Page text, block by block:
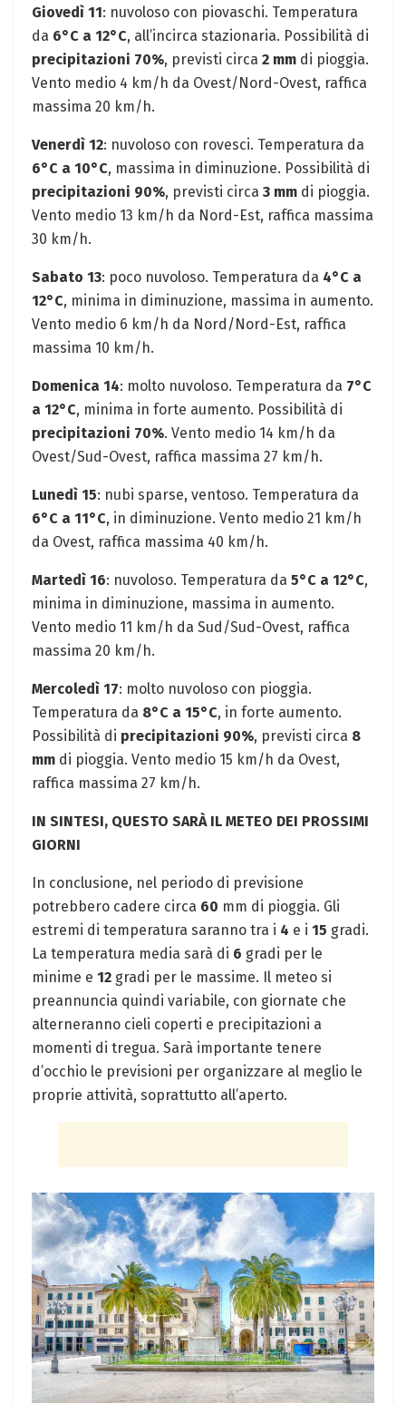
Giovedì 11: nuvoloso con piovaschi. Temperatura
da 6°C a 12°C, all’incirca stazionaria. Possibilità di
precipitazioni 70%, previsti circa 2 mm di pioggia.
Vento medio 4 km/h da Ovest/Nord-Ovest, raffica
massima 20 km/h.
Venerdì 12: nuvoloso con rovesci. Temperatura da
6°C a 10°C, massima in diminuzione. Possibilità di
precipitazioni 90%, previsti circa 3 mm di pioggia.
Vento medio 13 km/h da Nord-Est, raffica massima
30 km/h.
Sabato 13: poco nuvoloso. Temperatura da 4°C a
12°C, minima in diminuzione, massima in aumento.
Vento medio 6 km/h da Nord/Nord-Est, raffica
massima 10 km/h.
Domenica 14: molto nuvoloso. Temperatura da 7°C
a 12°C, minima in forte aumento. Possibilità di
precipitazioni 70%. Vento medio 14 km/h da
Ovest/Sud-Ovest, raffica massima 27 km/h.
Lunedì 15: nubi sparse, ventoso. Temperatura da
6°C a 11°C, in diminuzione. Vento medio 21 km/h
da Ovest, raffica massima 40 km/h.
Martedì 16: nuvoloso. Temperatura da 5°C a 12°C,
minima in diminuzione, massima in aumento.
Vento medio 11 km/h da Sud/Sud-Ovest, raffica
massima 20 km/h.
Mercoledì 17: molto nuvoloso con pioggia.
Temperatura da 8°C a 15°C, in forte aumento.
Possibilità di precipitazioni 90%, previsti circa 8
mm di pioggia. Vento medio 15 km/h da Ovest,
raffica massima 27 km/h.
IN SINTESI, QUESTO SARÀ IL METEO DEI PROSSIMI
GIORNI
In conclusione, nel periodo di previsione
potrebbero cadere circa 60 mm di pioggia. Gli
estremi di temperatura saranno tra i 4 e i 15 gradi.
La temperatura media sarà di 6 gradi per le
minime e 12 gradi per le massime. Il meteo si
preannuncia quindi variabile, con giornate che
alterneranno cieli coperti e precipitazioni a
momenti di tregua. Sarà importante tenere
d’occhio le previsioni per organizzare al meglio le
proprie attività, soprattutto all’aperto.